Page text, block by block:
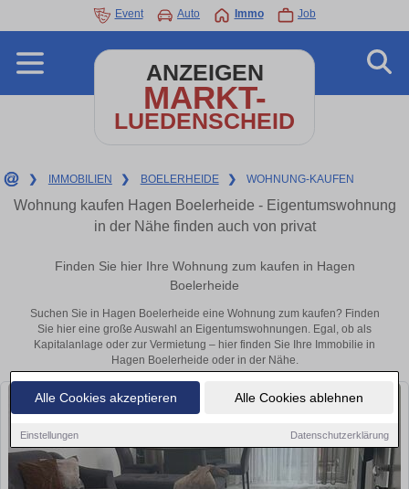
Alle Cookies akzeptieren Alle Cookies ablehnen
Einstellungen Datenschutzerklärung
Event Auto Immo Job
ANZEIGEN
MARKT-
LUEDENSCHEID
❯ IMMOBILIEN ❯ BOELERHEIDE ❯ WOHNUNG-KAUFEN
Wohnung kaufen Hagen Boelerheide - Eigentumswohnung
in der Nähe finden auch von privat
Finden Sie hier Ihre Wohnung zum kaufen in Hagen
Boelerheide
Suchen Sie in Hagen Boelerheide eine Wohnung zum kaufen? Finden
Sie hier eine große Auswahl an Eigentumswohnungen. Egal, ob als
Kapitalanlage oder zur Vermietung – hier finden Sie Ihre Immobilie in
Hagen Boelerheide oder in der Nähe.